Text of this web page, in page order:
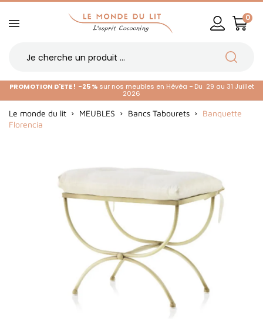
0
PROMOTION D'ETE ! -25 % sur nos meubles en Hévéa - Du 29 au 31 Juillet
2026
Le monde du lit MEUBLES Bancs Tabourets
Banquette
Florencia